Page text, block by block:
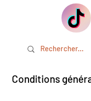
Conditions